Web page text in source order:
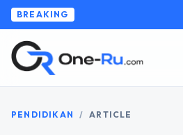
BREAKING
PENDIDIKAN / ARTICLE